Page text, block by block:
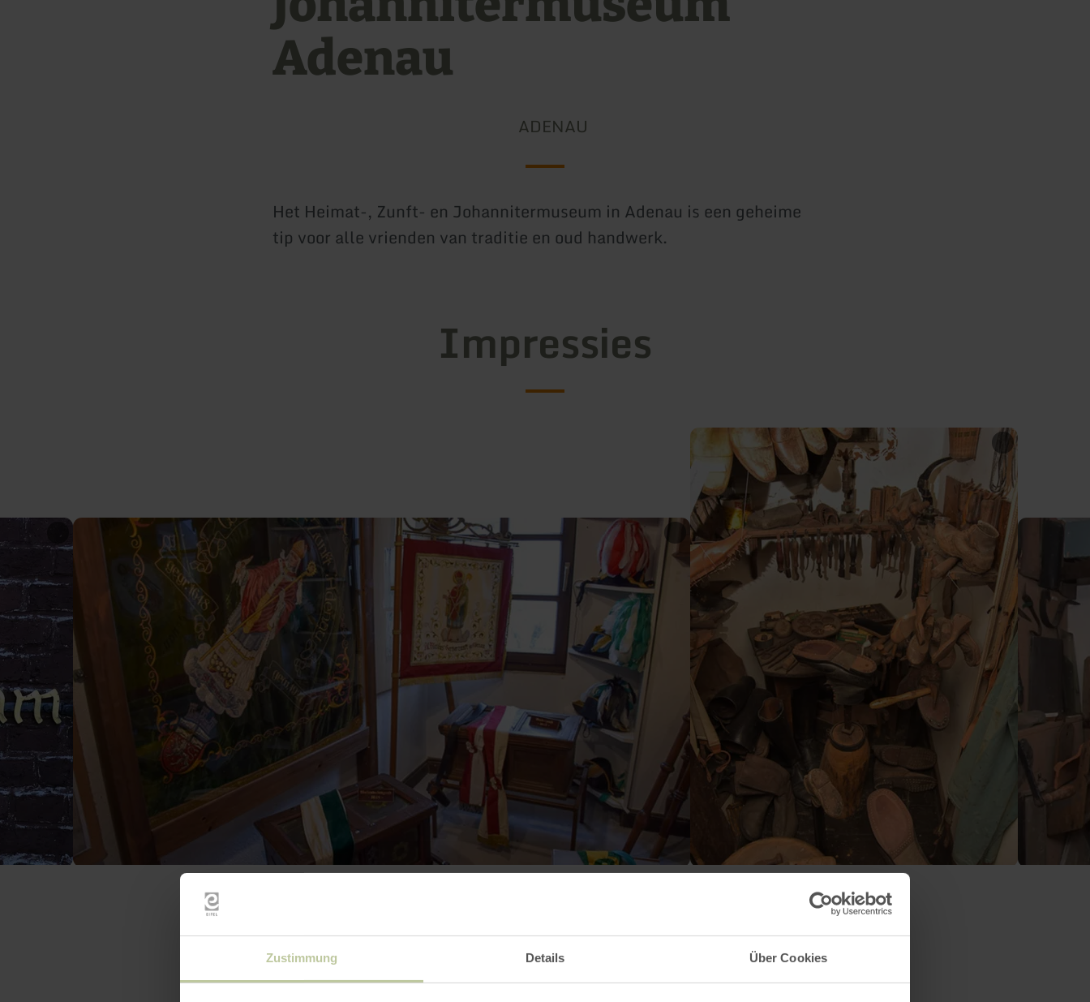
Zustimmung Details Über Cookies
Adenau
ADENAU
Het Heimat-, Zunft- en Johannitermuseum in Adenau is een geheime
tip voor alle vrienden van traditie en oud handwerk.
Impressies